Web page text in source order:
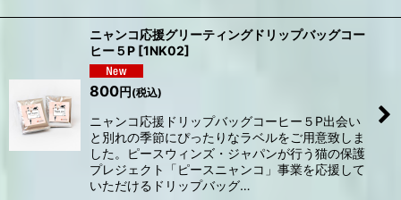
ニャンコ応援グリーティングドリップバッグコー
ヒー５P [1NK02]
800円 (税込)
ニャンコ応援ドリップバッグコーヒー５P出会い
と別れの季節にぴったりなラベルをご用意致しま
した。ピースウィンズ・ジャパンが行う猫の保護
プレジェクト「ピースニャンコ」事業を応援して
いただけるドリップバッグ…